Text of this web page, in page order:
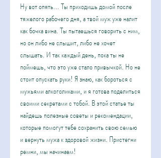
Ну вот опять... Ты приходишь домой после
тяжелого рабочего дня, а твой муж уже налит
как бочка вина. Ты пытаешься говорить с ним,
но он либо не слышит, либо не хочет
слышать. И так каждый день, пока ты не
поймешь, что это уже стало привычкой. Но не
стоит опускать руки! Я знаю, как бороться с
мужьями алкоголиками, и я готова поделиться
своими секретами с тобой. В этой статье ты
найдешь полезные советы и рекомендации,
которые помогут тебе сохранить свою семью
и вернуть мужа к здоровой жизни. Пристегни
ремни, мы начинаем!